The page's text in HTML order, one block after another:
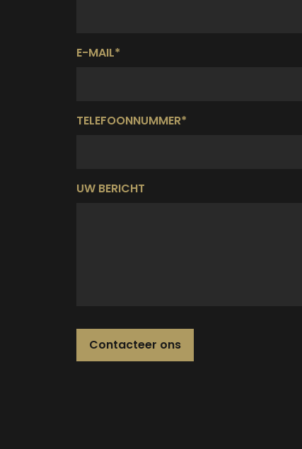
E-MAIL*
TELEFOONNUMMER*
UW BERICHT
Contacteer ons